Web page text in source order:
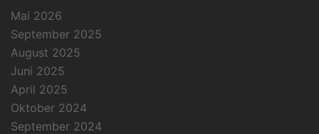
Mai 2026
September 2025
August 2025
Juni 2025
April 2025
Oktober 2024
September 2024